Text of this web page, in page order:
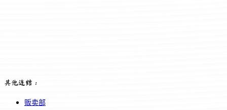
其他连结：
贩卖部